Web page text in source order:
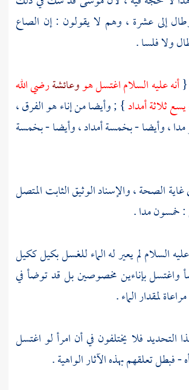
أرطال إلى عشرة ، وهم لا يقولون : إن الصاع
ولا فلسا .
{أنه عليه السلام اغتسل هووعائشةرضي الله
ثلاثة أمداد} ; وأيضا من إناء هو الفرق ،
مدا ، وأيضا - بخمسة أمداد ، وأيضا - بخمسة
الصحة ، والإسناد الوثيق الثابت المتصل
خمسون مدا .
السلام لم يعير له الماء للغسل بكيل ككيل
واغتسل بإناءين مخصوصين بل قد توضأ في
لمقدار الماء .
التحديد فلا يختلفون في أن امرأ لو اغتسل
تعلقهم بهذه الآثار الواهية .